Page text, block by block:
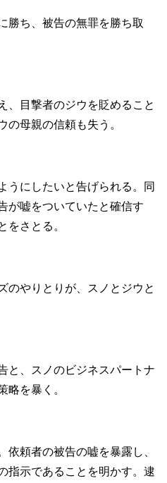
勝ち、被告の無罪を勝ち取
、目撃者のジウを貶めること
の母親の信頼も失う。
うにしたいと告げられる。同
が嘘をついていたと確信す
をさとる。
のやりとりが、スノとジウと
と、スノのビジネスパートナ
略を暴く。
依頼者の被告の嘘を暴露し、
指示であることを明かす。逮